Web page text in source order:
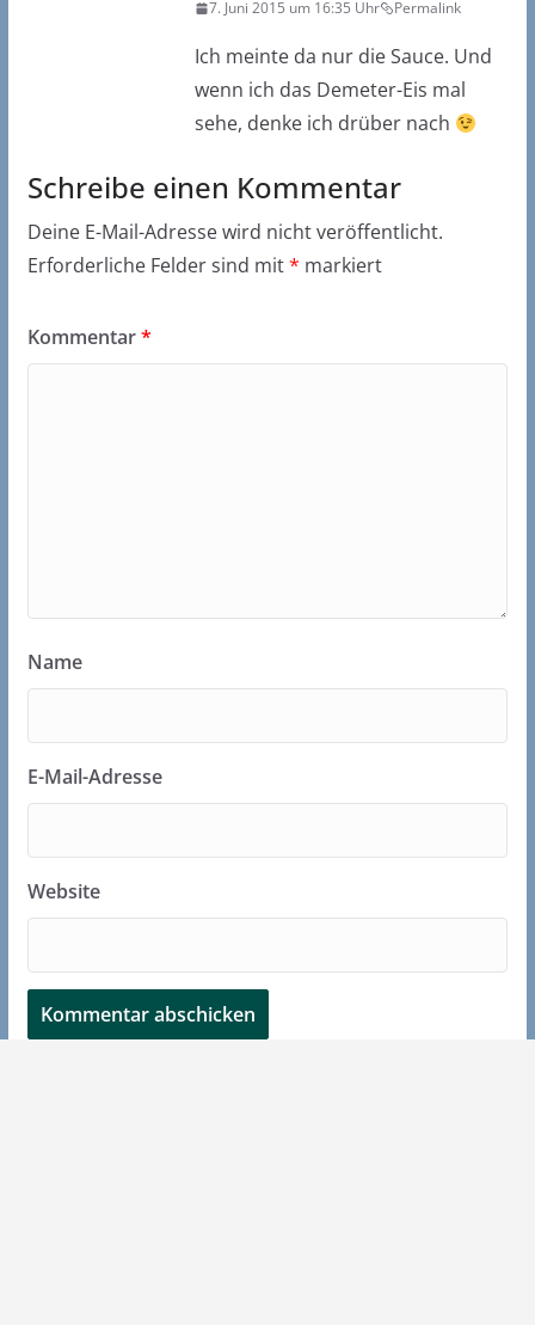
7. Juni 2015 um 16:35 Uhr Permalink
Ich meinte da nur die Sauce. Und
wenn ich das Demeter-Eis mal
sehe, denke ich drüber nach
Schreibe einen Kommentar
Deine E-Mail-Adresse wird nicht veröffentlicht.
Erforderliche Felder sind mit* markiert
Kommentar*
Name
E-Mail-Adresse
Website